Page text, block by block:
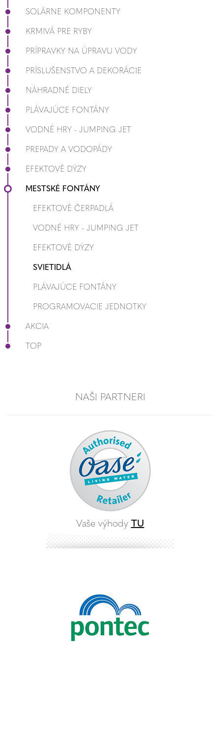
SOLÁRNE KOMPONENTY
KRMIVÁ PRE RYBY
PRÍPRAVKY NA ÚPRAVU VODY
PRÍSLUŠENSTVO A DEKORÁCIE
NÁHRADNÉ DIELY
PLÁVAJÚCE FONTÁNY
VODNÉ HRY - JUMPING JET
PREPADY A VODOPÁDY
EFEKTOVÉ DÝZY
MESTSKÉ FONTÁNY
EFEKTOVÉ ČERPADLÁ
VODNÉ HRY - JUMPING JET
EFEKTOVÉ DÝZY
SVIETIDLÁ
PLÁVAJÚCE FONTÁNY
PROGRAMOVACIE JEDNOTKY
AKCIA
TOP
NAŠI PARTNERI
Vaše výhody TU